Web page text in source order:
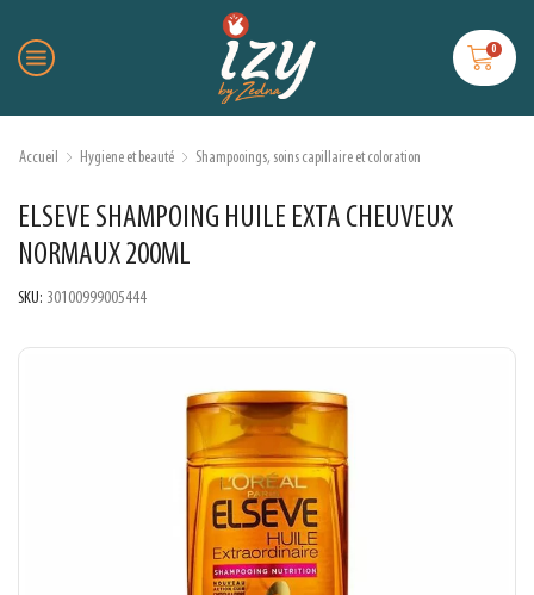
0
Accueil Hygiene et beauté Shampooings, soins capillaire et coloration
ELSEVE SHAMPOING HUILE EXTA CHEUVEUX
NORMAUX 200ML
SKU: 30100999005444